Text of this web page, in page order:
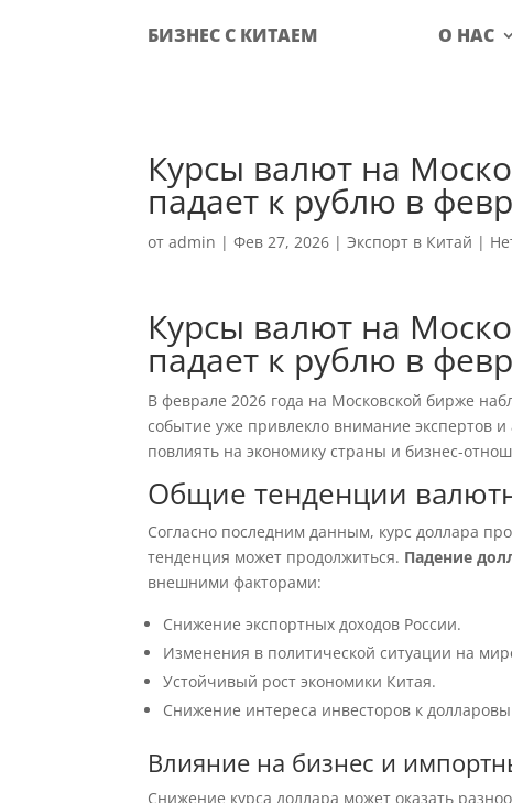
БИЗНЕС С КИТАЕМ О НАС
Курсы валют на
падает к рублю в
отadmin |Фев 27, 2026 |Экспорт в Китай |
Курсы валют на
падает к рублю в
В феврале 2026 года на Московской бирже
событие уже привлекло внимание экспертов
повлиять на экономику страны и бизнес-
Общие тенденции
Согласно последним данным, курс доллара
тенденция может продолжиться. Падение
внешними факторами:
Снижение экспортных доходов России.
Изменения в политической ситуации на
Устойчивый рост экономики Китая.
Снижение интереса инвесторов к
Влияние на бизнес и
Снижение курса доллара может оказать